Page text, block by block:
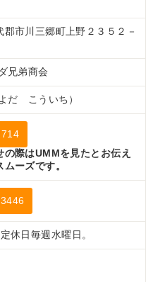
郡市川三郷町上野２３５２－
兄弟商会
だ こういち）
際はUMMを見たとお伝え
ーズです。
休日毎週水曜日。